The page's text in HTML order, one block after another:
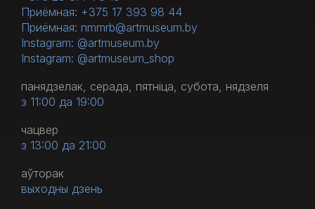
Приёмная: +375 17 393 98 44
Приёмная: nmmrb@artmuseum.by
Instagram: @artmuseum.by
Instagram: @artmuseum_shop
панядзелак, серада, пятніца, субота, нядзеля
з 11:00 да 19:00
чацвер
з 13:00 да 21:00
аўторак
выходны дзень